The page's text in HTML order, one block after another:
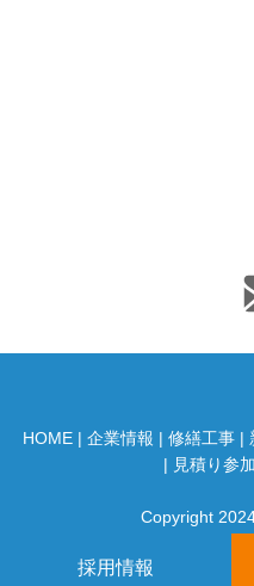
採用情報
HOME | 企業情報 | 修繕工事 |
| 見積り参加
Copyright